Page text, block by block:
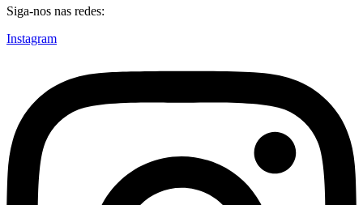
Siga-nos nas redes:
Instagram